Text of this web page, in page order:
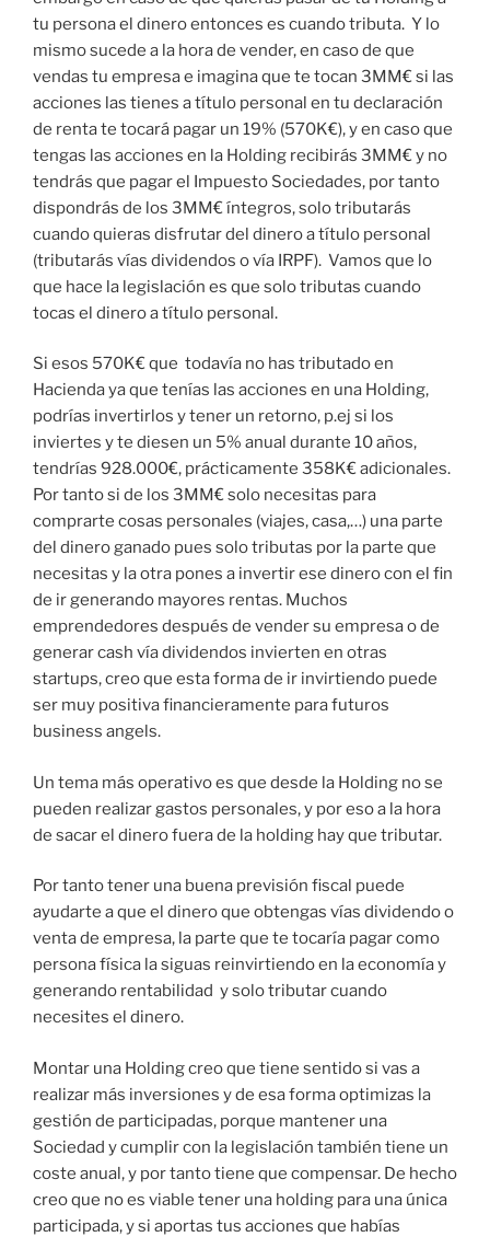
tu persona el dinero entonces es cuando tributa. Y lo
mismo sucede a la hora de vender, en caso de que
vendas tu empresa e imagina que te tocan 3MM€ si las
acciones las tienes a título personal en tu declaración
de renta te tocará pagar un 19% (570K€), y en caso que
tengas las acciones en la Holding recibirás 3MM€ y no
tendrás que pagar el Impuesto Sociedades, por tanto
dispondrás de los 3MM€ íntegros, solo tributarás
cuando quieras disfrutar del dinero a título personal
(tributarás vías dividendos o vía IRPF). Vamos que lo
que hace la legislación es que solo tributas cuando
tocas el dinero a título personal.
Si esos 570K€ que todavía no has tributado en
Hacienda ya que tenías las acciones en una Holding,
podrías invertirlos y tener un retorno, p.ej si los
inviertes y te diesen un 5% anual durante 10 años,
tendrías 928.000€, prácticamente 358K€ adicionales.
Por tanto si de los 3MM€ solo necesitas para
comprarte cosas personales (viajes, casa,…) una parte
del dinero ganado pues solo tributas por la parte que
necesitas y la otra pones a invertir ese dinero con el fin
de ir generando mayores rentas. Muchos
emprendedores después de vender su empresa o de
generar cash vía dividendos invierten en otras
startups, creo que esta forma de ir invirtiendo puede
ser muy positiva financieramente para futuros
business angels.
Un tema más operativo es que desde la Holding no se
pueden realizar gastos personales, y por eso a la hora
de sacar el dinero fuera de la holding hay que tributar.
Por tanto tener una buena previsión fiscal puede
ayudarte a que el dinero que obtengas vías dividendo o
venta de empresa, la parte que te tocaría pagar como
persona física la siguas reinvirtiendo en la economía y
generando rentabilidad y solo tributar cuando
necesites el dinero.
Montar una Holding creo que tiene sentido si vas a
realizar más inversiones y de esa forma optimizas la
gestión de participadas, porque mantener una
Sociedad y cumplir con la legislación también tiene un
coste anual, y por tanto tiene que compensar. De hecho
creo que no es viable tener una holding para una única
participada, y si aportas tus acciones que habías